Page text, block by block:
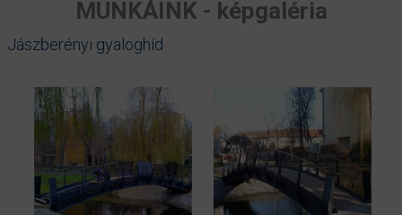
MUNKÁINK - képgaléria
Jászberényi gyaloghíd